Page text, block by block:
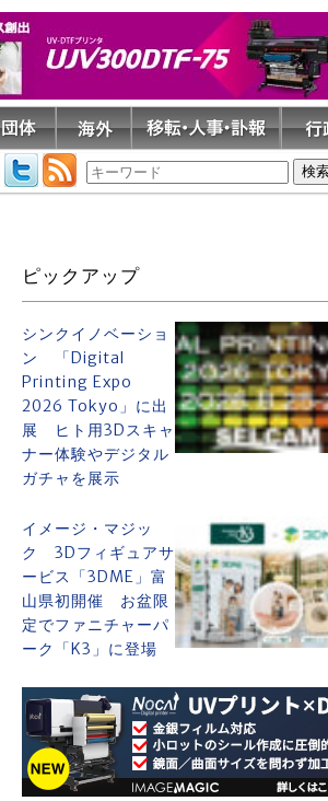
ピックアップ
シンクイノベーショ
ン 「Digital
Printing Expo
2026 Tokyo」に出
展 ヒト用3Dスキャ
ナー体験やデジタル
ガチャを展示
イメージ・マジッ
ク 3Dフィギュアサ
ービス「3DME」富
山県初開催 お盆限
定でファニチャーパ
ーク「K3」に登場